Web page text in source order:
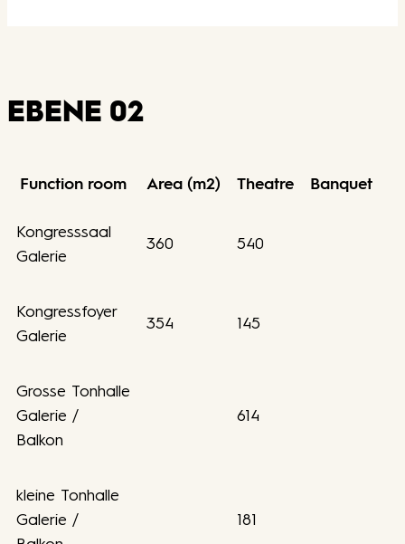
EBENE 02
Function room Area (m2) Theatre Banquet
Kongresssaal
Galerie
360 540
Kongressfoyer
Galerie
354 145
Grosse Tonhalle
Galerie /
Balkon
614
kleine Tonhalle
Galerie /
181